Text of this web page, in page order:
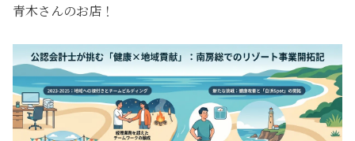
青木さんのお店！